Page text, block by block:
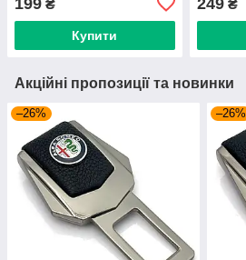
₴
Купити
₴
Акційні пропозиції та новинки
–26% –26%